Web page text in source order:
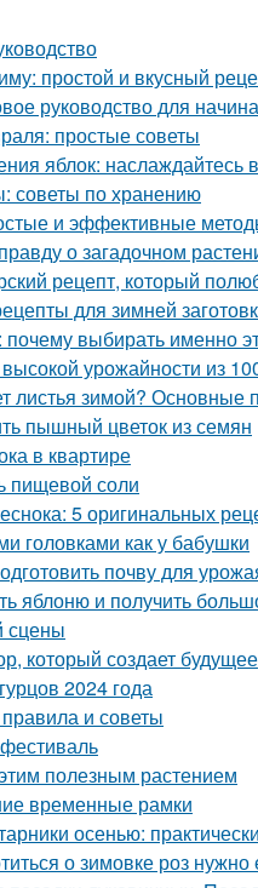
простой и вкусный
руководство для
простые советы
яблок: наслаждайтесь
советы по хранению
и эффективные
о загадочном
рецепт, который
для зимней
выбирать именно
урожайности из
листья зимой?
пышный цветок из семян
в квартире
пищевой соли
5 оригинальных
головками как у бабушки
почву для
яблоню и получить
сцены
который создает будущее
2024 года
и советы
полезным растением
временные рамки
осенью:
о зимовке роз